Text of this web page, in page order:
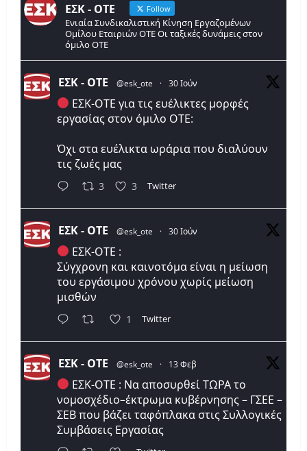
ΕΣΚ - ΟΤΕ Follow
Ενιαία Συνδικαλιστική Κίνηση Εργαζομένων
Ομίλου Εταιριών ΟΤΕ Οι ταξικές δυνάμεις στον
όμιλο ΟΤΕ
ΕΣΚ - ΟΤΕ @esk_ote · 30 Ιούν
ΕΣΚ-ΟΤΕ για τις ευέλικτες μορφές
εργασίας στον όμιλο ΟΤΕ:
Όχι στα ευέλικτα ωράρια που διαλύουν
τις ζωές μας
3 3 Twitter
ΕΣΚ - ΟΤΕ @esk_ote · 30 Ιούν
ΕΣΚ-ΟΤΕ :
Σύγχρονη και καινοτόμα είναι η μείωση
του εργάσιμου χρόνου χωρίς μείωση
μισθών
1 Twitter
ΕΣΚ - ΟΤΕ @esk_ote · 13 Φεβ
ΕΣΚ-ΟΤΕ : Να αποσυρθεί ΤΩΡΑ το
νομοσχέδιο–έκτρωμα κυβέρνησης – ΓΣΕΕ –
ΣΕΒ που βάζει ταφόπλακα στις Συλλογικές
Συμβάσεις Εργασίας